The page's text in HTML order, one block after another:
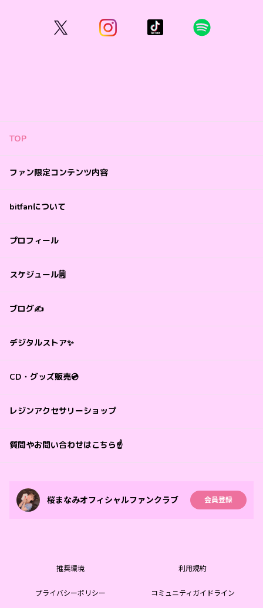
TOP
ファン限定コンテンツ内容
bitfanについて
プロフィール
スケジュール🗒️
ブログ✍️
デジタルストア✨
CD・グッズ販売💿
レジンアクセサリーショップ
質問やお問い合わせはこちら☝️
桜まなみオフィシャルファンクラブ 会員登録
推奨環境 利用規約
プライバシーポリシー コミュニティガイドライン